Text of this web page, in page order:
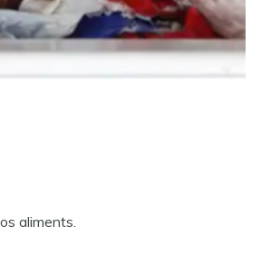
aliments.